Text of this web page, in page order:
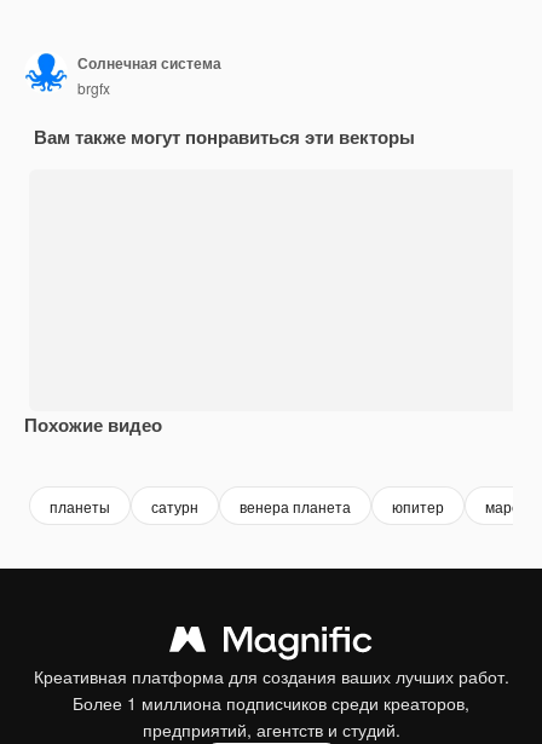
Солнечная система
brgfx
Вам также могут понравиться эти векторы
Похожие видео
планеты сатурн венера планета юпитер марс
Креативная платформа для создания ваших лучших работ.
Более 1 миллиона подписчиков среди креаторов,
предприятий, агентств и студий.